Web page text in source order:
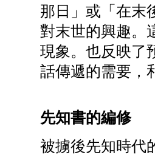
那日」或「在末
對末世的興趣。
現象。也反映了
話傳遞的需要，
先知書的編修
被擄後先知時代